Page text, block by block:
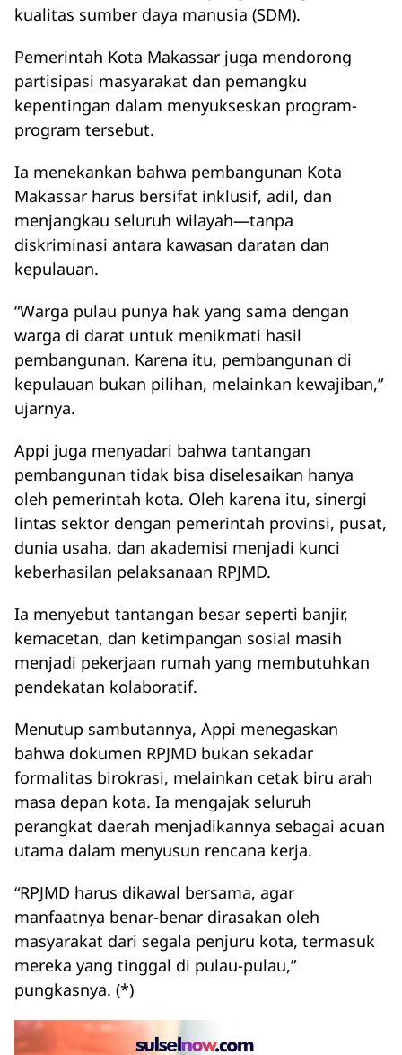
kualitas sumber daya manusia (SDM).
Pemerintah Kota Makassar juga mendorong
partisipasi masyarakat dan pemangku
kepentingan dalam menyukseskan program-
program tersebut.
Ia menekankan bahwa pembangunan Kota
Makassar harus bersifat inklusif, adil, dan
menjangkau seluruh wilayah—tanpa
diskriminasi antara kawasan daratan dan
kepulauan.
“Warga pulau punya hak yang sama dengan
warga di darat untuk menikmati hasil
pembangunan. Karena itu, pembangunan di
kepulauan bukan pilihan, melainkan kewajiban,”
ujarnya.
Appi juga menyadari bahwa tantangan
pembangunan tidak bisa diselesaikan hanya
oleh pemerintah kota. Oleh karena itu, sinergi
lintas sektor dengan pemerintah provinsi, pusat,
dunia usaha, dan akademisi menjadi kunci
keberhasilan pelaksanaan RPJMD.
Ia menyebut tantangan besar seperti banjir,
kemacetan, dan ketimpangan sosial masih
menjadi pekerjaan rumah yang membutuhkan
pendekatan kolaboratif.
Menutup sambutannya, Appi menegaskan
bahwa dokumen RPJMD bukan sekadar
formalitas birokrasi, melainkan cetak biru arah
masa depan kota. Ia mengajak seluruh
perangkat daerah menjadikannya sebagai acuan
utama dalam menyusun rencana kerja.
“RPJMD harus dikawal bersama, agar
manfaatnya benar-benar dirasakan oleh
masyarakat dari segala penjuru kota, termasuk
mereka yang tinggal di pulau-pulau,”
pungkasnya. (*)